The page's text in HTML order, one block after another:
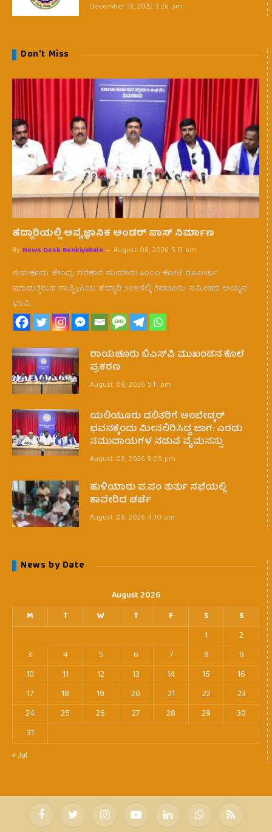
December 13, 2022 5:26 pm
Don't Miss
ಹೆದ್ದಾರಿಯಲ್ಲಿ ಅವೈಜ್ಞಾನಿಕ ಅಂಡರ್ ಪಾಸ್ ನಿರ್ಮಾಣ
By News Desk Benkiyabale August 08, 2026 5:13 pm
ತುಮಕೂರು: ಕೇಂದ್ರ ಸರಕಾರ ಸುಮಾರು ೩೦೦೦ ಕೋಟಿ ರೂಖರ್ಚು
ಮಾಡುತ್ತಿರುವ ರಾಷ್ಟಿçÃಯ ಹೆದ್ದಾರಿ ೨೦೬ರಲ್ಲಿ ತಿಪಟೂರು ಸಮೀಪದ ಅಯ್ಯನ
ಭಾವಿ…
ರಾಯಚೂರು ಬಿಎಸ್‌ಪಿ ಮುಖಂಡನ ಕೊಲೆ
ಪ್ರಕರಣ
August 08, 2026 5:11 pm
ಯಲಿಯೂರು ದಲಿತರಿಗೆ ಅಂಬೇಡ್ಕರ್
ಭವನಕ್ಕೆಂದು ಮೀಸಲಿರಿಸಿದ್ದ ಜಾಗ: ಎರಡು
ಸಮುದಾಯಗಳ ನಡುವೆ ವೈಮನಸ್ಸು
August 08, 2026 5:09 pm
ಹುಳಿಯಾರು ಪ.ಪಂ ತುರ್ತು ಸಭೆಯಲ್ಲಿ
ಕಾವೇರಿದ ಚರ್ಚೆ
August 08, 2026 4:30 pm
News by Date
August 2026
M
T W T F S
S
1
2
3
4 5 6 7 8
9
10
11 12 13 14 15
16
17
18 19 20 21 22
23
24
25 26 27 28 29
30
31
« Jul
FacebookTwitter InstagramYouTubeLinkedIn WhatsAppRSS